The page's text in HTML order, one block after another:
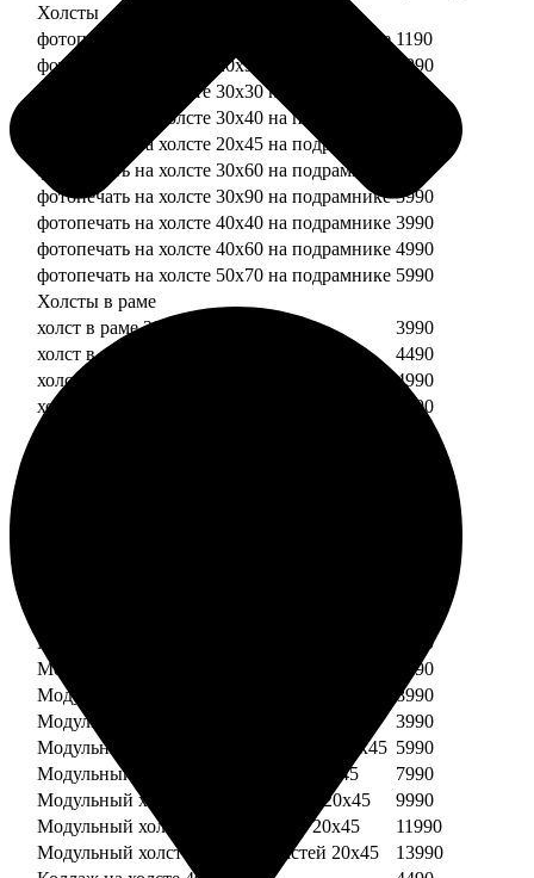
Холсты
фотопечать на холсте 20х20 на подрамнике 1190
фотопечать на холсте 20х30 на подрамнике
1990
фотопечать на холсте 30х30 на подрамнике
фотопечать на холсте 30х40 на подрамнике
фотопечать на холсте 20х45 на подрамнике
фотопечать на холсте 30х60 на подрамнике
фотопечать на холсте 30х90 на подрамнике 3990
фотопечать на холсте 40х40 на подрамнике 3990
фотопечать на холсте 40х60 на подрамнике 4990
фотопечать на холсте 50х70 на подрамнике 5990
Холсты в раме
холст в раме 20х20
3990
холст в раме 20х30
4490
холст в раме 30х30
4990
холст в раме 30х40
5490
Модульный холст из трех частей 30х40
7490
Модульный холст из двух частей 40х40
5990
Модульный холст из трех частей 40х40
8990
Модульный холст из трех частей 20х45
3990
Модульный холст из четырех частей 20х45 5990
Модульный холст из пяти частей 20х45
7990
Модульный холст из шести частей 20х45
9990
Модульный холст из семи частей 20х45
11990
Модульный холст из восьми частей 20х45
13990